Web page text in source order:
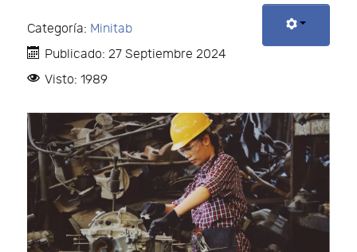
Categoría: Minitab
Publicado: 27 Septiembre 2024
Visto: 1989